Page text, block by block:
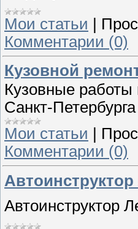
Мои статьи |
Комментарии (0)
Кузовной
Кузовные
Санкт-
Мои статьи
Комментарии (0)
Автоинструктор